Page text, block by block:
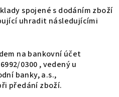
spojené s dodáním zboží
uhradit následujícími
na bankovní účet
0300 , vedený u
banky, a.s.,
předání zboží.